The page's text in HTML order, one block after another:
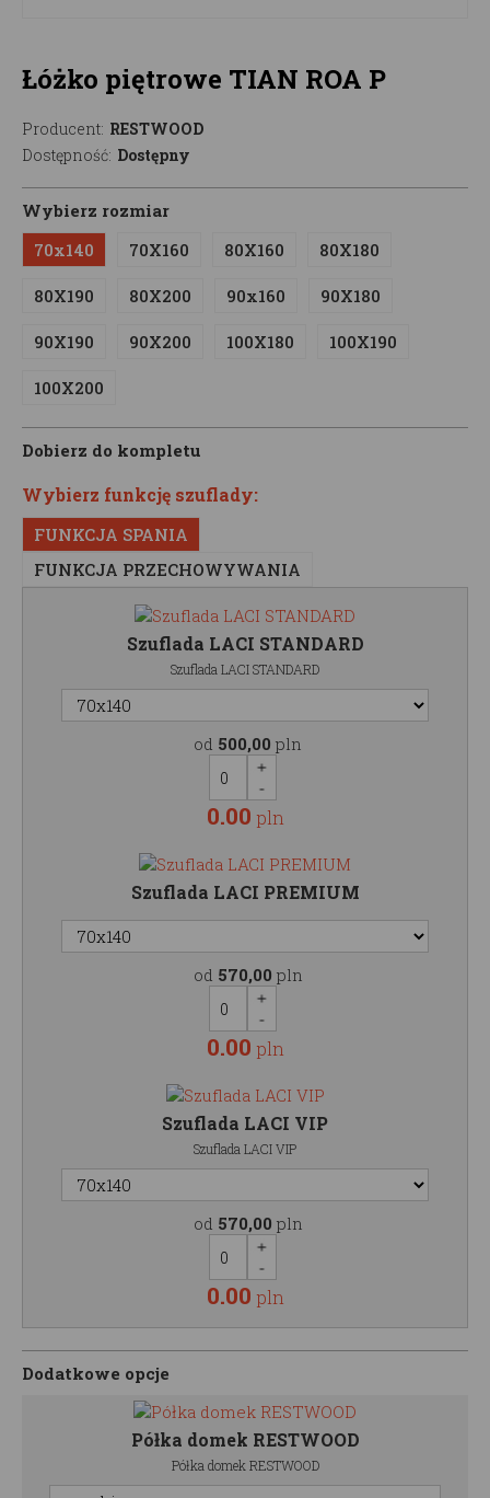
Łóżko piętrowe TIAN ROA P
Producent: RESTWOOD
Dostępność: Dostępny
Wybierz rozmiar
70x140
70X160 80X160 80X180
80X190 80X200 90x160 90X180
90X190 90X200 100X180 100X190
100X200
Dobierz do kompletu
Wybierz funkcję szuflady:
FUNKCJA SPANIA
FUNKCJA PRZECHOWYWANIA
Szuflada LACI STANDARD
Szuflada LACI STANDARD
od 500,00 pln
0.00 pln
Szuflada LACI PREMIUM
od 570,00 pln
0.00 pln
Szuflada LACI VIP
Szuflada LACI VIP
od 570,00 pln
0.00 pln
Dodatkowe opcje
Półka domek RESTWOOD
Półka domek RESTWOOD